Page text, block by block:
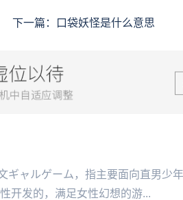
下一篇： 口袋妖怪是什么意思
ギャルゲーム，指主要面向直男少
开发的，满足女性幻想的游...